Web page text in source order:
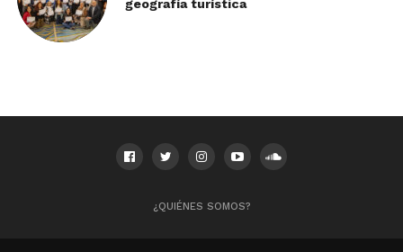
geografía turística
¿QUIÉNES SOMOS?